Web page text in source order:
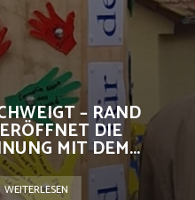
– RAND
DIE
MIT DEM...
WEITERLESEN